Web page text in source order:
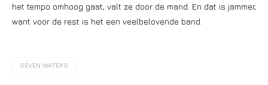
het tempo omhoog gaat, valt ze door de mand. En dat is jammer,
want voor de rest is het een veelbelovende band.
SEVEN WATERS